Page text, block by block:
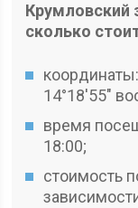
Крумловский
сколько
14°18′55″
время
18:00;
стоимость